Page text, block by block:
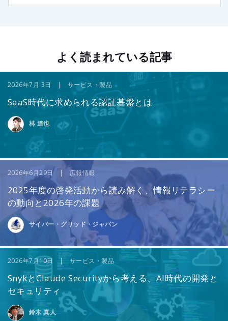
よく読まれている記事
2026年7月 3日 | サービス・製品
SaaS時代に求められる認証基盤とは
林 達也
2026年6月29日 | 広報情報
2025年度の啓発活動から読み解く、情報リテラシー
の動向と2026年の課題
サイバー・グリッド・ジャパン
2026年7月10日 | サービス・製品
SnykとClaude Securityから考える、AI時代の開発と
セキュリティ
鈴木 真人